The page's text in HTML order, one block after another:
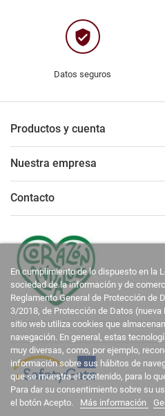
verified_user
Datos seguros
Productos y cuenta
Nuestra empresa
Contacto
En cumplimiento de lo dispuesto en la
sociedad de la información y de
Reglamento General de Protección de
3/2018, de Protección de Datos
sitio web utiliza cookies que
navegación. En general, estas
muy diversas, como, por ejemplo,
información sobre sus hábitos de
que se muestra el contenido, para lo
Para dar su consentimiento sobre su
el botón Acepto.
Más información